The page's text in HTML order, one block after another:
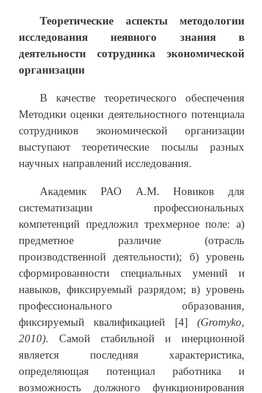
Теоретические аспекты методологии
исследования неявного знания в
деятельности сотрудника экономической
организации
В качестве теоретического обеспечения
Методики оценки деятельностного потенциала
сотрудников экономической организации
выступают теоретические посылы разных
научных направлений исследования.
Академик РАО А.М. Новиков для
систематизации профессиональных
компетенций предложил трехмерное поле: а)
предметное различие (отрасль
производственной деятельности); б) уровень
сформированности специальных умений и
навыков, фиксируемый разрядом; в) уровень
профессионального образования,
фиксируемый квалификацией [4] (Gromyko,
2010).
Самой стабильной и инерционной
является последняя характеристика,
определяющая потенциал работника и
возможность должного функционирования